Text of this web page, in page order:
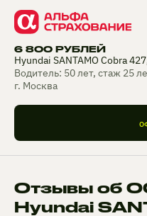
6 800 РУБЛЕЙ
Hyundai SANTAMO Cobra
Водитель: 50 лет, стаж 25
г. Москва
Отзывы об
Hyundai